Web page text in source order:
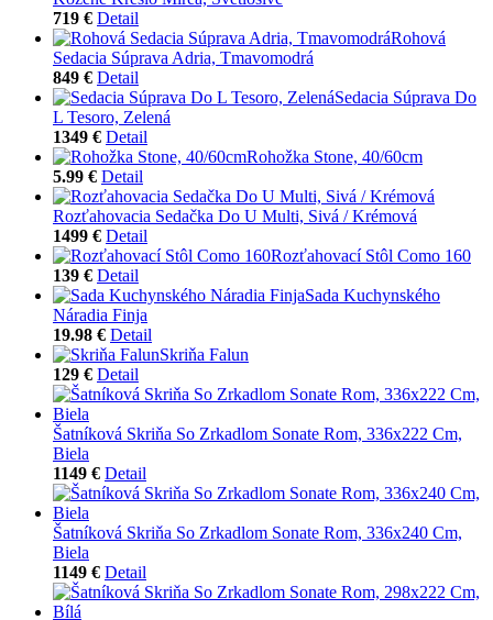
719 € Detail
Rohová
Sedacia Súprava Adria, Tmavomodrá
849 € Detail
Sedacia Súprava Do
L Tesoro, Zelená
1349 € Detail
Rohožka Stone, 40/60cm
5.99 € Detail
Rozťahovacia Sedačka Do U Multi, Sivá / Krémová
1499 € Detail
Rozťahovací Stôl Como 160
139 € Detail
Sada Kuchynského
Náradia Finja
19.98 € Detail
Skriňa Falun
129 € Detail
Šatníková Skriňa So Zrkadlom Sonate Rom, 336x222 Cm,
Biela
1149 € Detail
Šatníková Skriňa So Zrkadlom Sonate Rom, 336x240 Cm,
Biela
1149 € Detail